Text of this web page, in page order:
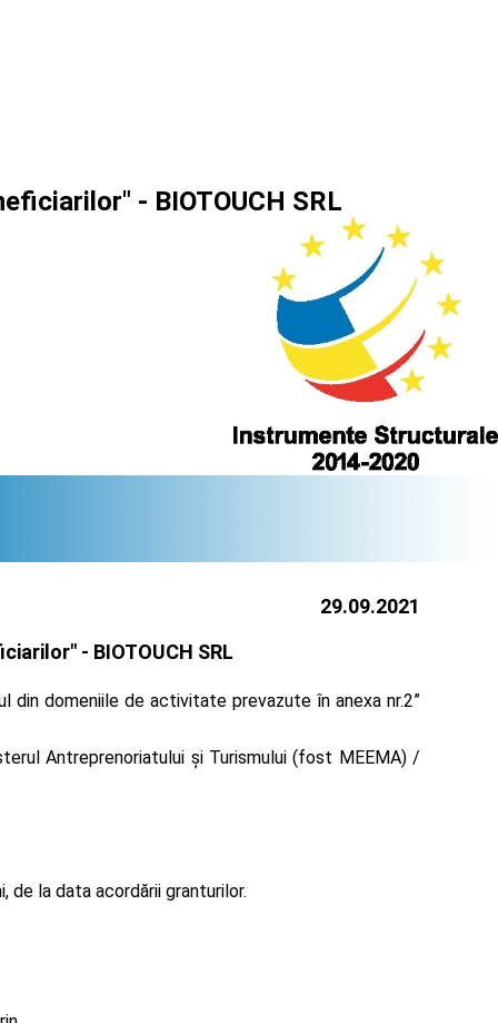
- BIOTOUCH SRL
29.09.2021
- BIOTOUCH SRL
domeniile de activitate prevazute în anexa nr.2”
Antreprenoriatului și Turismului (fost MEEMA) /
de la data acordării granturilor.